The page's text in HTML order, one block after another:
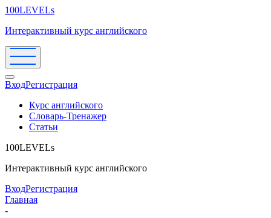
100LEVELs
Интерактивный курс английского
ВходРегистрация
Курс английского
Словарь-Тренажер
Статьи
100LEVELs
Интерактивный курс английского
ВходРегистрация
Главная
-